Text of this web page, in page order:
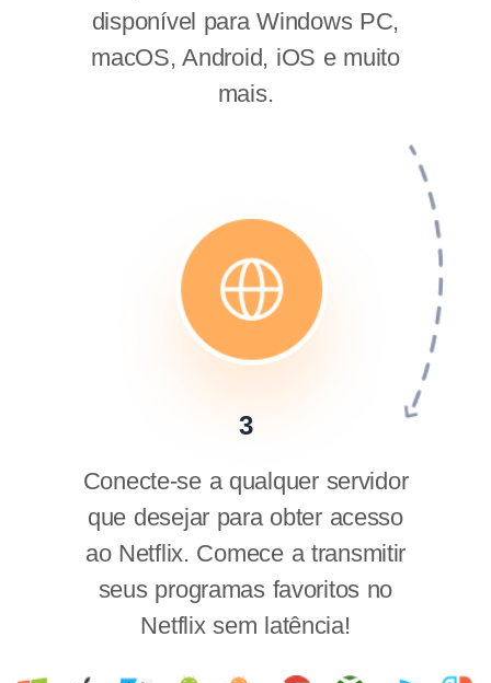
disponível para Windows PC,
macOS, Android, iOS e muito
mais.
3
Conecte-se a qualquer servidor
que desejar para obter acesso
ao Netflix. Comece a transmitir
seus programas favoritos no
Netflix sem latência!